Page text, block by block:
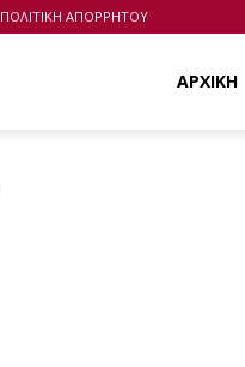
ΠΟΛΙΤΙΚΗ ΑΠΟΡΡΗΤΟΥ
ΑΡΧΙΚΗ